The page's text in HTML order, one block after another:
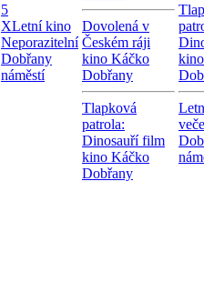
5
XLetní kino
Neporazitelní
Dobřany
náměstí
Dovolená v
Českém ráji
kino Káčko
Dobřany
Tlapková
patrola:
Dinosauří film
kino Káčko
Dobřany